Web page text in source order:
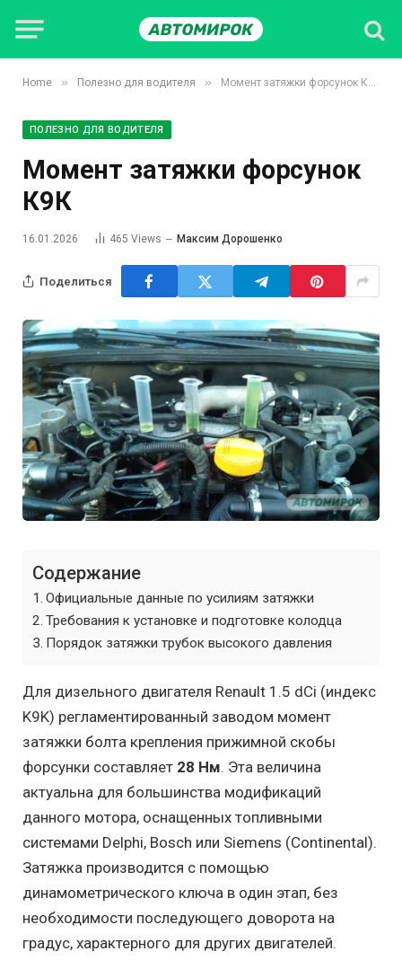
Home » Полезно для водителя » Момент затяжки форсунок К9К
ПОЛЕЗНО ДЛЯ ВОДИТЕЛЯ
Момент затяжки форсунок
К9К
16.01.2026 465 Views Максим Дорошенко
Поделиться
Содержание
Официальные данные по усилиям затяжки
Требования к установке и подготовке колодца
Порядок затяжки трубок высокого давления
Для дизельного двигателя Renault 1.5 dCi (индекс
K9K) регламентированный заводом момент
затяжки болта крепления прижимной скобы
форсунки составляет 28 Нм. Эта величина
актуальна для большинства модификаций
данного мотора, оснащенных топливными
системами Delphi, Bosch или Siemens (Continental).
Затяжка производится с помощью
динамометрического ключа в один этап, без
необходимости последующего доворота на
градус, характерного для других двигателей.